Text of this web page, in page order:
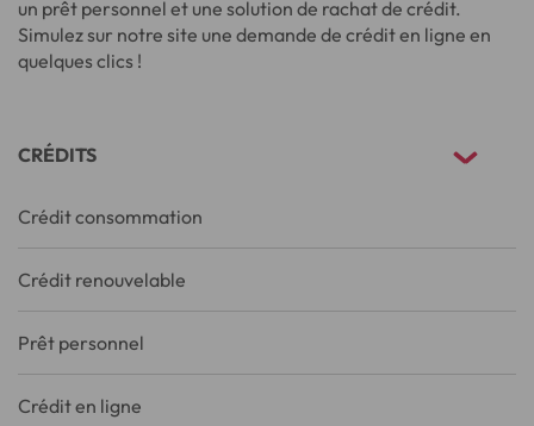
un prêt personnel et une solution de rachat de crédit.
Simulez sur notre site une demande de crédit en ligne en
quelques clics !
CRÉDITS
Crédit consommation
Crédit renouvelable
Prêt personnel
Crédit en ligne